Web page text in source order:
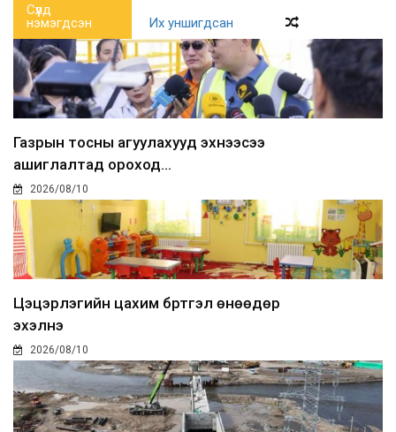
Сүүлд
нэмэгдсэн
Их уншигдсан
Газрын тосны агуулахууд эхнээсээ
ашиглалтад ороход...
2026/08/10
Цэцэрлэгийн цахим бүртгэл өнөөдөр
эхэлнэ
2026/08/10